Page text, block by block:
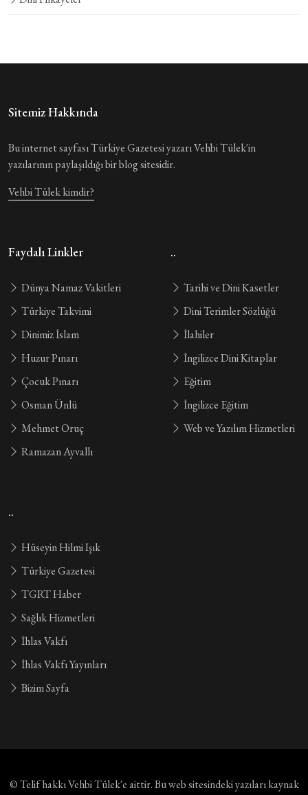
Sitemiz Hakkında
Bu internet sayfası Türkiye Gazetesi yazarı Vehbi Tülek'in
yazılarının paylaşıldığı bir blog sitesidir.
Vehbi Tülek kimdir?
Faydalı Linkler
Dünya Namaz Vakitleri
Türkiye Takvimi
Dinimiz İslam
Huzur Pınarı
Çocuk Pınarı
Osman Ünlü
Mehmet Oruç
Ramazan Ayvallı
..
Tarihi ve Dini Kasetler
Dini Terimler Sözlüğü
İlahiler
İngilizce Dini Kitaplar
Eğitim
İngilizce Eğitim
Web ve Yazılım Hizmetleri
..
Hüseyin Hilmi Işık
Türkiye Gazetesi
TGRT Haber
Sağlık Hizmetleri
İhlas Vakfı
İhlas Vakfı Yayınları
Bizim Sayfa
© Telif hakkıVehbi Tülek'e aittir. Bu web sitesindeki yazıları kaynak